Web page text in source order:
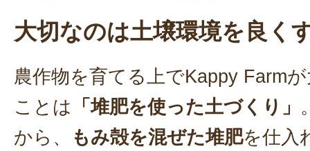
大切なのは土壌環境を良く
農作物を育てる上でKappy Farm
ことは 「堆肥を使った土づくり」
から、
もみ殻を混ぜた堆肥を仕入